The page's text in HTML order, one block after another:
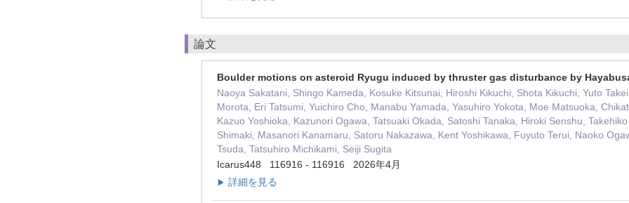
論文
Boulder motions on asteroid Ryugu induced by thruster gas disturbance by
Naoya Sakatani, Shingo Kameda, Kosuke Kitsunai, Hiroshi Kikuchi, Shota Kikuchi, Yuto
Morota, Eri Tatsumi, Yuichiro Cho, Manabu Yamada, Yasuhiro Yokota, Moe Matsuoka,
Kazuo Yoshioka, Kazunori Ogawa, Tatsuaki Okada, Satoshi Tanaka, Hiroki Senshu,
Shimaki, Masanori Kanamaru, Satoru Nakazawa, Kent Yoshikawa, Fuyuto Terui, Naoko
Tsuda, Tatsuhiro Michikami, Seiji Sugita
Icarus448 116916 - 116916 2026年4月
▶ 詳細を見る